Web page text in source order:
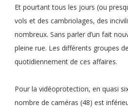
Et pourtant tous les jours (ou
vols et des cambriolages, des
nombreux. Sans parler d’un fait
pleine rue. Les différents groupes
quotidiennement de ces affaires.
Pour la vidéoprotection, en quasi
nombre de caméras (48) est